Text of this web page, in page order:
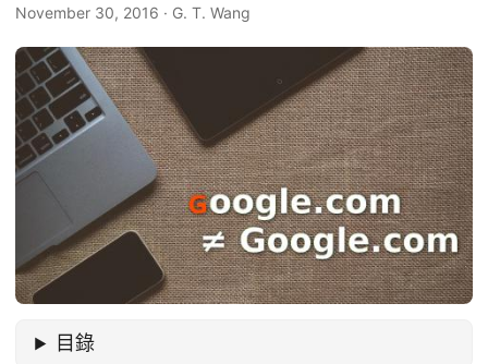
November 30, 2016 · G. T. Wang
目錄